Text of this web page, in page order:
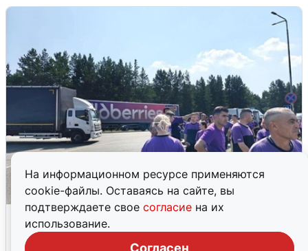
На информационном ресурсе применяются
cookie-файлы. Оставаясь на сайте, вы
подтверждаете свое согласие на их
использование.
Согласен
Склад Wildberries в Екатеринбурге
эвакуировали из-за БПЛА